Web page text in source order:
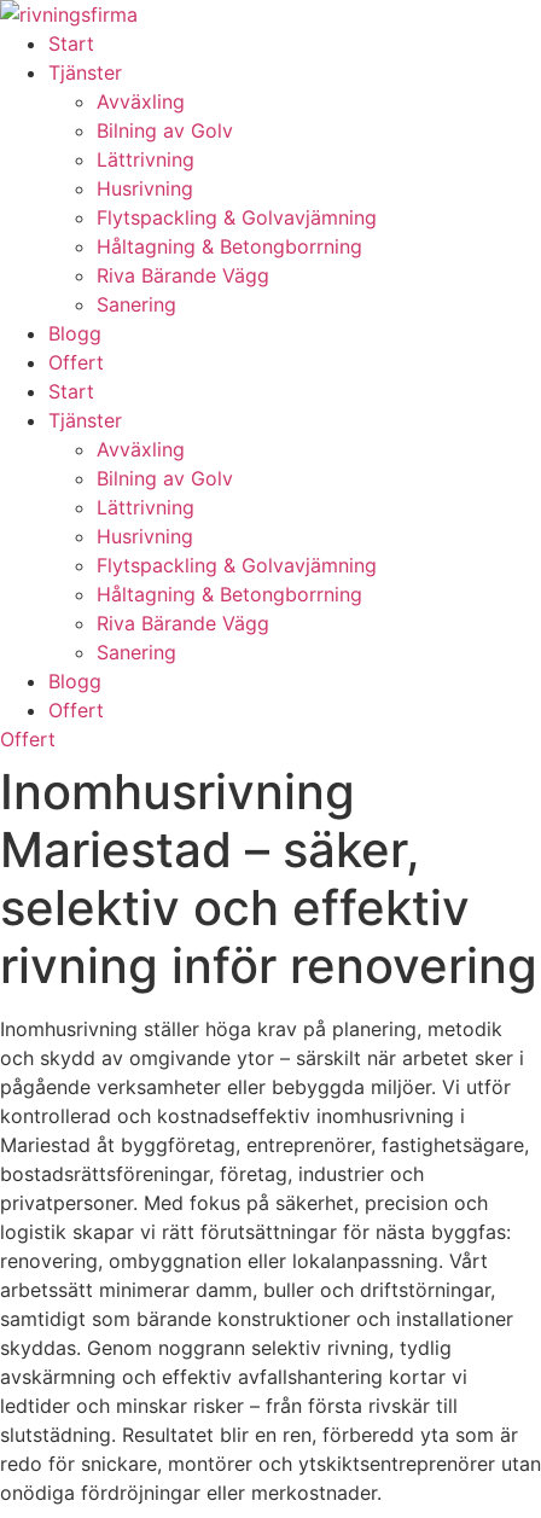
Skip
content
Start
Tjänster
Avväxling
Bilning av Golv
Lättrivning
Husrivning
Flytspackling & Golvavjämning
Håltagning & Betongborrning
Riva Bärande Vägg
Sanering
Blogg
Offert
Start
Tjänster
Avväxling
Bilning av Golv
Lättrivning
Husrivning
Flytspackling & Golvavjämning
Håltagning & Betongborrning
Riva Bärande Vägg
Sanering
Blogg
Offert
Offert
Inomhusrivning
Mariestad – säker,
selektiv och effektiv
rivning inför renovering
Inomhusrivning ställer höga krav på planering, metodik
och skydd av omgivande ytor – särskilt när arbetet sker i
pågående verksamheter eller bebyggda miljöer. Vi utför
kontrollerad och kostnadseffektiv inomhusrivning i
Mariestad åt byggföretag, entreprenörer, fastighetsägare,
bostadsrättsföreningar, företag, industrier och
privatpersoner. Med fokus på säkerhet, precision och
logistik skapar vi rätt förutsättningar för nästa byggfas:
renovering, ombyggnation eller lokalanpassning. Vårt
arbetssätt minimerar damm, buller och driftstörningar,
samtidigt som bärande konstruktioner och installationer
skyddas. Genom noggrann selektiv rivning, tydlig
avskärmning och effektiv avfallshantering kortar vi
ledtider och minskar risker – från första rivskär till
slutstädning. Resultatet blir en ren, förberedd yta som är
redo för snickare, montörer och ytskiktsentreprenörer utan
onödiga fördröjningar eller merkostnader.